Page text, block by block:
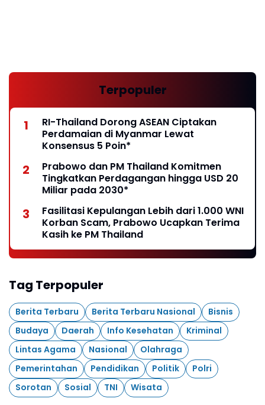
Terpopuler
RI-Thailand Dorong ASEAN Ciptakan
Perdamaian di Myanmar Lewat
Konsensus 5 Poin*
Prabowo dan PM Thailand Komitmen
Tingkatkan Perdagangan hingga USD 20
Miliar pada 2030*
Fasilitasi Kepulangan Lebih dari 1.000 WNI
Korban Scam, Prabowo Ucapkan Terima
Kasih ke PM Thailand
Tag Terpopuler
Berita Terbaru Berita Terbaru Nasional
Bisnis
Budaya
Daerah Info Kesehatan
Kriminal
Lintas Agama
Nasional
Olahraga
Pemerintahan
Pendidikan Politik
Polri
Sorotan
Sosial TNI Wisata